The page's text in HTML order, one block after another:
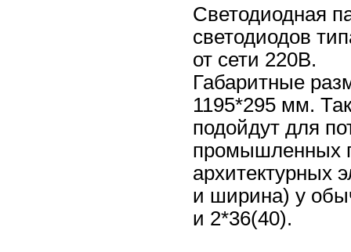
Светодиодная
светодиодов
от сети 220В.
Габаритные
1195*295 мм.
подойдут для
промышленных
архитектурных
и ширина) у
и 2*36(40).